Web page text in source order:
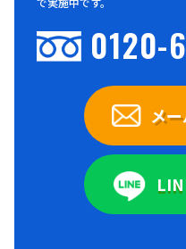
0120-
メ